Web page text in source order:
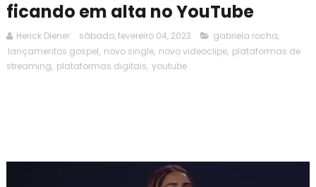
ficando em alta no YouTube
Herick Diener sábado, fevereiro 04, 2023 gabriela rocha,
lançamentos gospel, novo single, novo videoclipe, plataformas de
streaming, plataformas digitais, youtube